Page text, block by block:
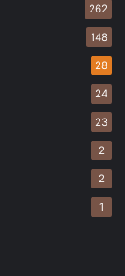
262
148
28
24
23
2
2
1